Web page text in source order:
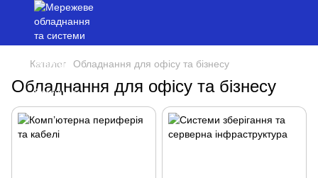
Каталог Обладнання для офісу та бізнесу
Обладнання для офісу та бізнесу